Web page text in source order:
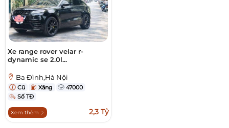
Xe range rover velar r-
dynamic se 2.0l...
Ba Đình,Hà Nội
Cũ Xăng
47000
Số TĐ
Xem thêm 2,3 Tỷ